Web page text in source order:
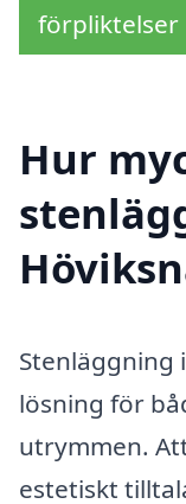
förpliktelser
Hur
Stenläggning
lösning för
utrymmen.
estetiskt